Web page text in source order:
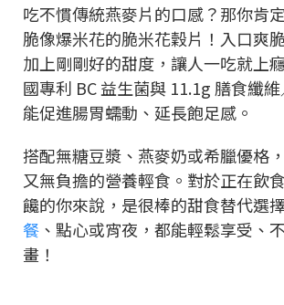
吃不慣傳統燕麥片的口感？那你肯
脆像爆米花的脆米花穀片！入口爽
加上剛剛好的甜度，讓人一吃就上
國專利 BC 益生菌與 11.1g 膳食纖維
能促進腸胃蠕動、延長飽足感。
搭配無糖豆漿、燕麥奶或希臘優格
又無負擔的營養輕食。對於正在飲
饞的你來說，是很棒的甜食替代選
餐 、點心或宵夜，都能輕鬆享受、
畫！